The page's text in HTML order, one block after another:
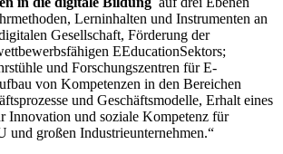
Lerninhalten und Instrumenten an
Gesellschaft, Förderung der
E­Education­Sektors;
und Forschungszentren für E­
von Kompetenzen in den Bereichen
und Geschäftsmodelle, Erhalt eines
Innovation und soziale Kompetenz für
und großen Industrieunternehmen.“